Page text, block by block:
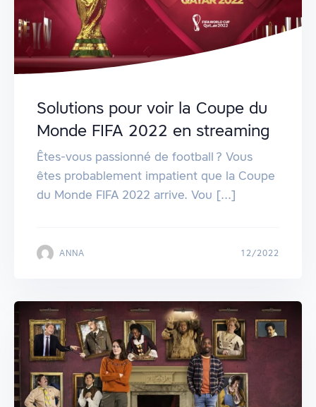
Solutions pour voir la Coupe du
Monde FIFA 2022 en streaming
Êtes-vous passionné de football ? Vous
êtes probablement impatient que la Coupe
du Monde FIFA 2022 arrive. Vou [...]
ANNA 12/2022